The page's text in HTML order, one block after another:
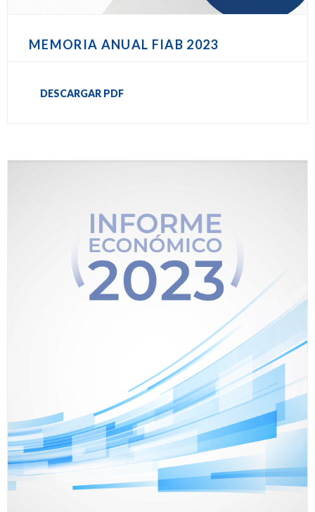
MEMORIA ANUAL FIAB 2023
DESCARGAR PDF